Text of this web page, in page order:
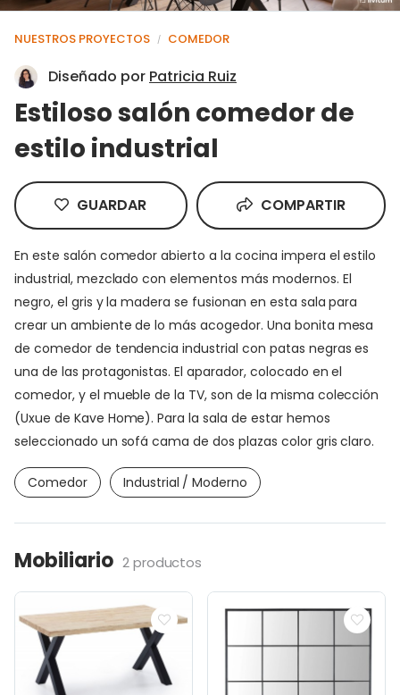
NUESTROS PROYECTOS / COMEDOR
Diseñado por Patricia Ruiz
Estiloso salón comedor de
estilo industrial
GUARDAR COMPARTIR
En este salón comedor abierto a la cocina impera el estilo
industrial, mezclado con elementos más modernos. El
negro, el gris y la madera se fusionan en esta sala para
crear un ambiente de lo más acogedor. Una bonita mesa
de comedor de tendencia industrial con patas negras es
una de las protagonistas. El aparador, colocado en el
comedor, y el mueble de la TV, son de la misma colección
(Uxue de Kave Home). Para la sala de estar hemos
seleccionado un sofá cama de dos plazas color gris claro.
Comedor Industrial / Moderno
Mobiliario 2 productos